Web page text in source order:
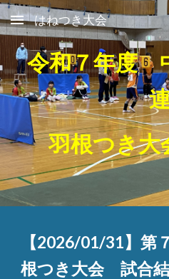
Skip to main content
はねつき大会
令和７年度
羽根つき大
【2026/01/31】
根つき大会 試合